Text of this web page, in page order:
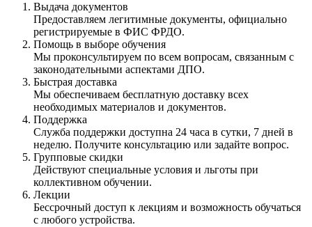
Выдача документов
Предоставляем легитимные документы, официально
регистрируемые в ФИС ФРДО.
Помощь в выборе обучения
Мы проконсультируем по всем вопросам, связанным с
законодательными аспектами ДПО.
Быстрая доставка
Мы обеспечиваем бесплатную доставку всех
необходимых материалов и документов.
Поддержка
Служба поддержки доступна 24 часа в сутки, 7 дней в
неделю. Получите консультацию или задайте вопрос.
Групповые скидки
Действуют специальные условия и льготы при
коллективном обучении.
Лекции
Бессрочный доступ к лекциям и возможность обучаться
с любого устройства.